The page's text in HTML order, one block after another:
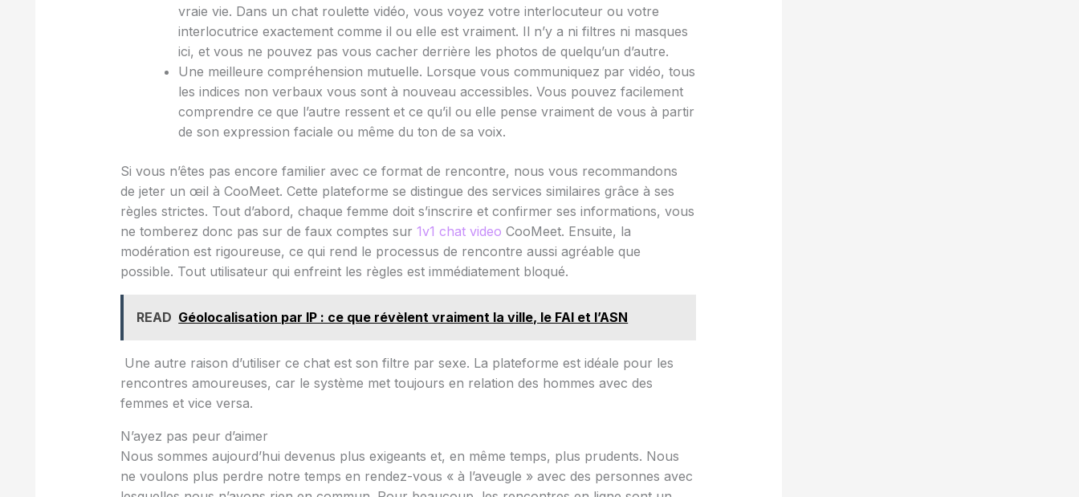
vraie vie. Dans un chat roulette vidéo, vous voyez votre interlocuteur ou votre
interlocutrice exactement comme il ou elle est vraiment. Il n’y a ni filtres ni masques
ici, et vous ne pouvez pas vous cacher derrière les photos de quelqu’un d’autre.
Une meilleure compréhension mutuelle. Lorsque vous communiquez par vidéo, tous
les indices non verbaux vous sont à nouveau accessibles. Vous pouvez facilement
comprendre ce que l’autre ressent et ce qu’il ou elle pense vraiment de vous à partir
de son expression faciale ou même du ton de sa voix.
Si vous n’êtes pas encore familier avec ce format de rencontre, nous vous recommandons
de jeter un œil à CooMeet. Cette plateforme se distingue des services similaires grâce à ses
règles strictes. Tout d’abord, chaque femme doit s’inscrire et confirmer ses informations, vous
ne tomberez donc pas sur de faux comptes sur1v1 chat video CooMeet. Ensuite, la
modération est rigoureuse, ce qui rend le processus de rencontre aussi agréable que
possible. Tout utilisateur qui enfreint les règles est immédiatement bloqué.
READ Géolocalisation par IP : ce que révèlent vraiment la ville, le FAI et l’ASN
Une autre raison d’utiliser ce chat est son filtre par sexe. La plateforme est idéale pour les
rencontres amoureuses, car le système met toujours en relation des hommes avec des
femmes et vice versa.
N’ayez pas peur d’aimer
Nous sommes aujourd’hui devenus plus exigeants et, en même temps, plus prudents. Nous
ne voulons plus perdre notre temps en rendez-vous « à l’aveugle » avec des personnes avec